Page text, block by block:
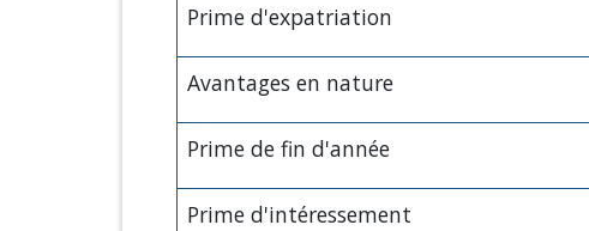
Prime d'expatriation
Avantages en nature
Prime de fin d'année
Prime d'intéressement